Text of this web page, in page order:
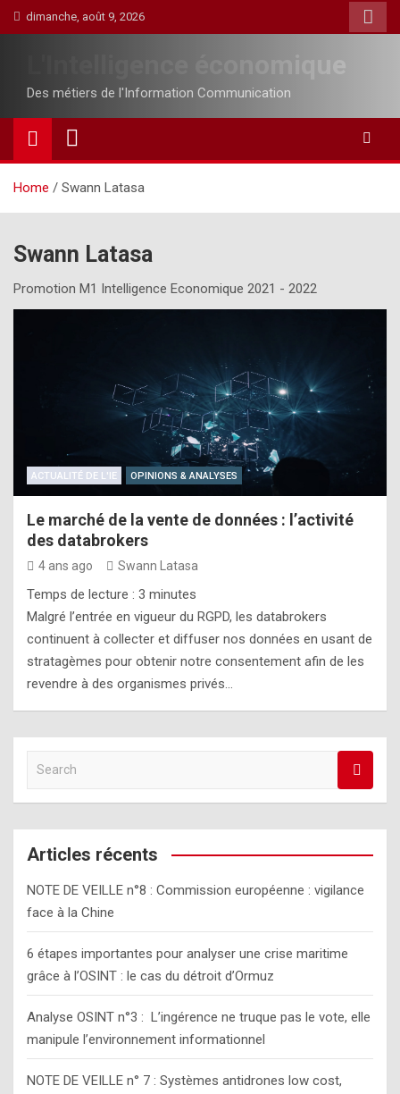
Skip
to
dimanche, août 9, 2026
Des métiers de l'Information Communication
Home Swann Latasa
Swann Latasa
Promotion M1 Intelligence Economique 2021 - 2022
ACTUALITÉ DE L'IE OPINIONS & ANALYSES
Le marché de la vente de données : l’activité
des databrokers
4 ans ago Swann Latasa
Temps de lecture : 3 minutes
Malgré l’entrée en vigueur du RGPD, les databrokers
continuent à collecter et diffuser nos données en usant de
stratagèmes pour obtenir notre consentement afin de les
revendre à des organismes privés…
a
r
c
Articles récents
NOTE DE VEILLE n°8 : Commission européenne : vigilance
face à la Chine
6 étapes importantes pour analyser une crise maritime
grâce à l’OSINT : le cas du détroit d’Ormuz
Analyse OSINT n°3 : L’ingérence ne truque pas le vote, elle
manipule l’environnement informationnel
NOTE DE VEILLE n° 7 : Systèmes antidrones low cost,